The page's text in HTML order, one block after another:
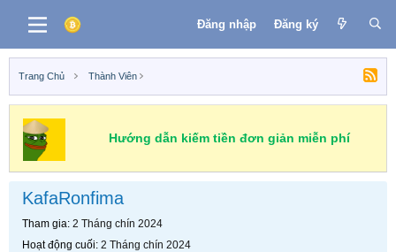
Đăng nhập Đăng ký
Trang Chủ Thành Viên
Hướng dẫn kiếm tiền đơn giản miễn phí
KafaRonfima
Tham gia 2 Tháng chín 2024
Hoạt động cuối 2 Tháng chín 2024